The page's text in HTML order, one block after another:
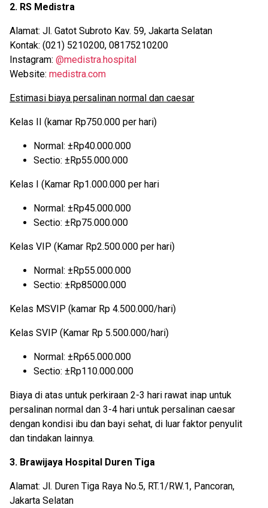
2. RS Medistra
Alamat: Jl. Gatot Subroto Kav. 59, Jakarta Selatan
Kontak: (021) 5210200, 08175210200
Instagram: @medistra.hospital
Website: medistra.com
Estimasi biaya persalinan normal dan caesar
Kelas II (kamar Rp750.000 per hari)
Normal: ±Rp40.000.000
Sectio: ±Rp55.000.000
Kelas I (Kamar Rp1.000.000 per hari
Normal: ±Rp45.000.000
Sectio: ±Rp75.000.000
Kelas VIP (Kamar Rp2.500.000 per hari)
Normal: ±Rp55.000.000
Sectio: ±Rp85000.000
Kelas MSVIP (kamar Rp 4.500.000/hari)
Kelas SVIP (Kamar Rp 5.500.000/hari)
Normal: ±Rp65.000.000
Sectio: ±Rp110.000.000
Biaya di atas untuk perkiraan 2-3 hari rawat inap untuk
persalinan normal dan 3-4 hari untuk persalinan caesar
dengan kondisi ibu dan bayi sehat, di luar faktor penyulit
dan tindakan lainnya.
3. Brawijaya Hospital Duren Tiga
Alamat: Jl. Duren Tiga Raya No.5, RT.1/RW.1, Pancoran,
Jakarta Selatan